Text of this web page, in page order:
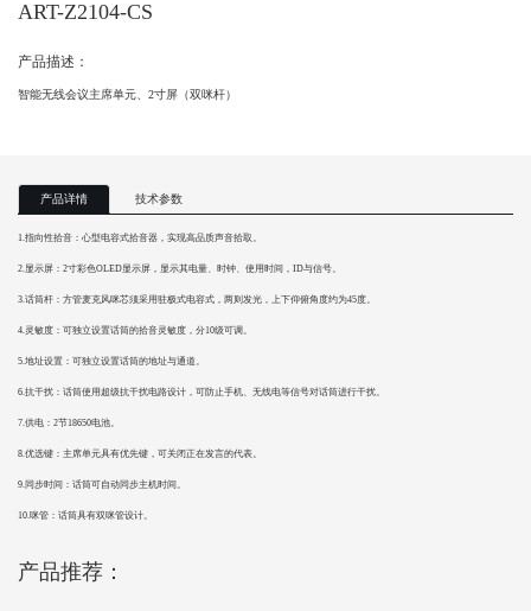
ART-Z2104-CS
产品描述：
智能无线会议主席单元、2寸屏（双咪杆）
产品详情 技术参数
1.指向性拾音：心型电容式拾音器，实现高品质声音拾取。
2.显示屏：2寸彩色OLED显示屏，显示其电量、时钟、使用时间，ID与信号。
3.话筒杆：方管麦克风咪芯须采用驻极式电容式，两则发光，上下仰俯角度约为45度。
4.灵敏度：可独立设置话筒的拾音灵敏度，分10级可调。
5.地址设置：可独立设置话筒的地址与通道。
6.抗干扰：话筒使用超级抗干扰电路设计，可防止手机、无线电等信号对话筒进行干扰。
7.供电：2节18650电池。
8.优选键：主席单元具有优先键，可关闭正在发言的代表。
9.同步时间：话筒可自动同步主机时间。
10.咪管：话筒具有双咪管设计。
产品推荐：